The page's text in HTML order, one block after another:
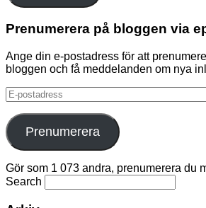
Prenumerera på bloggen via
Ange din e-postadress för att
bloggen och få meddelanden om nya
E-
postadress
Prenumerera
Gör som 1 073 andra, prenumerera du
Search